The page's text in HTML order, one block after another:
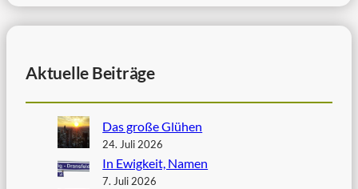
Aktuelle Beiträge
Das große Glühen
24. Juli 2026
In Ewigkeit, Namen
7. Juli 2026